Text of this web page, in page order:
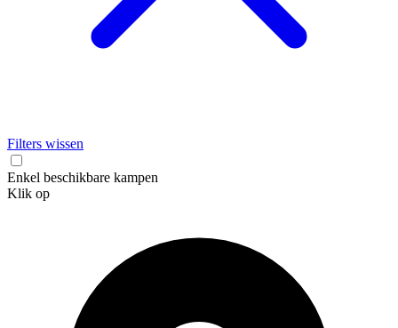
Filters wissen
Enkel beschikbare kampen
Klik op